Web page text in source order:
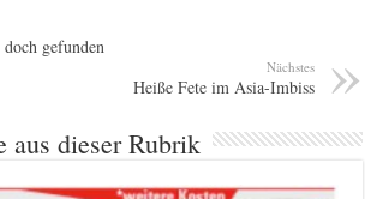
gefunden
Nächstes
Heiße Fete im Asia-Imbiss
aus dieser Rubrik